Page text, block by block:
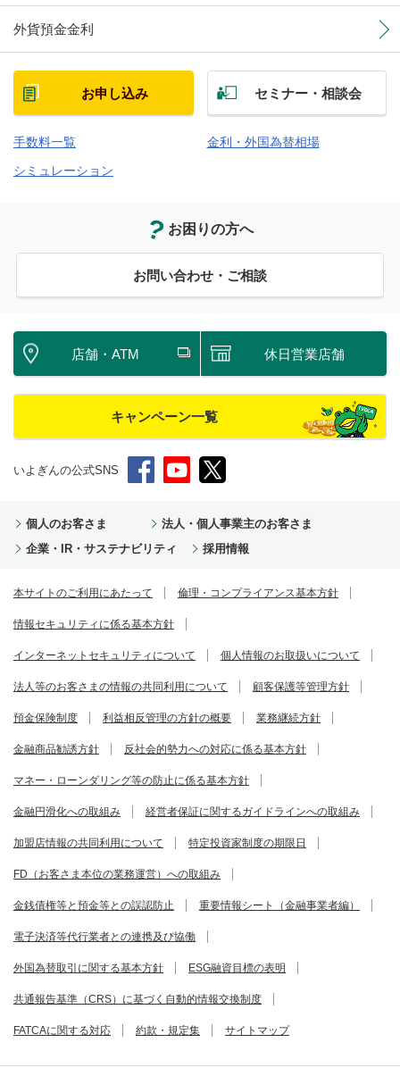
外貨預金金利
お申し込み セミナー・相談会
手数料一覧
金利・外国為替相場
シミュレーション
お困りの方へ
お問い合わせ・ご相談
店舗・ATM 休日営業店舗
キャンペーン一覧
いよぎんの公式SNS
個人のお客さま
法人・個人事業主のお客さま
企業・IR・サステナビリティ
採用情報
本サイトのご利用にあたって 倫理・コンプライアンス基本方針
情報セキュリティに係る基本方針
インターネットセキュリティについて 個人情報のお取扱いについて
法人等のお客さまの情報の共同利用について 顧客保護等管理方針
預金保険制度 利益相反管理の方針の概要 業務継続方針
金融商品勧誘方針 反社会的勢力への対応に係る基本方針
マネー・ローンダリング等の防止に係る基本方針
金融円滑化への取組み 経営者保証に関するガイドラインへの取組み
加盟店情報の共同利用について 特定投資家制度の期限日
FD（お客さま本位の業務運営）への取組み
金銭債権等と預金等との誤認防止 重要情報シート（金融事業者編）
電子決済等代行業者との連携及び協働
外国為替取引に関する基本方針 ESG融資目標の表明
共通報告基準（CRS）に基づく自動的情報交換制度
FATCAに関する対応 約款・規定集 サイトマップ